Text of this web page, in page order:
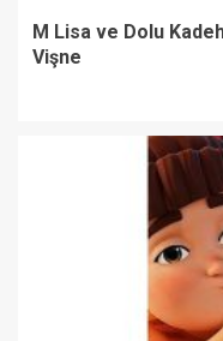
M Lisa ve Dolu
Vişne